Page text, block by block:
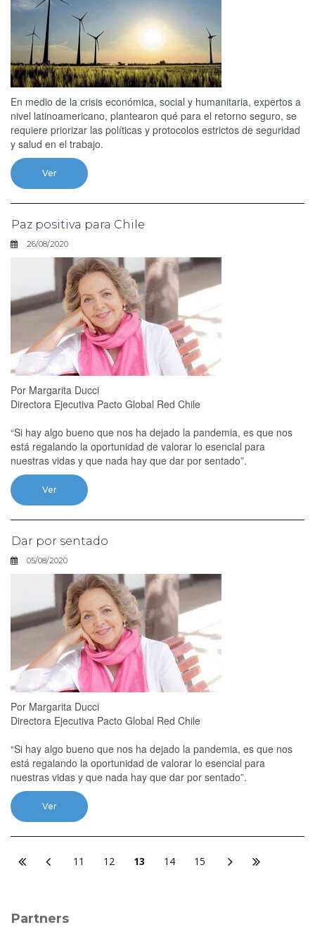
En medio de la crisis económica, social y humanitaria, expertos a
nivel latinoamericano, plantearon qué para el retorno seguro, se
requiere priorizar las políticas y protocolos estrictos de seguridad
y salud en el trabajo.
Ver
Paz positiva para Chile
26/08/2020
Por Margarita Ducci
Directora Ejecutiva Pacto Global Red Chile
“Si hay algo bueno que nos ha dejado la pandemia, es que nos
está regalando la oportunidad de valorar lo esencial para
nuestras vidas y que nada hay que dar por sentado”.
Ver
Dar por sentado
05/08/2020
Por Margarita Ducci
Directora Ejecutiva Pacto Global Red Chile
“Si hay algo bueno que nos ha dejado la pandemia, es que nos
está regalando la oportunidad de valorar lo esencial para
nuestras vidas y que nada hay que dar por sentado”.
Ver
11 12 13 14 15
Partners